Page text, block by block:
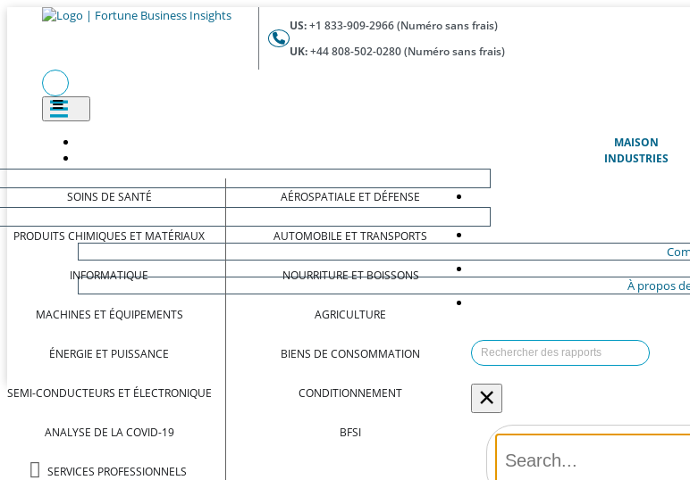
US:+1 833-909-2966 (Numéro sans frais)
UK:+44 808-502-0280 (Numéro sans frais)
MAISON
INDUSTRIES
SOINS DE SANTÉ
PRODUITS CHIMIQUES ET MATÉRIAUX
INFORMATIQUE
MACHINES ET ÉQUIPEMENTS
ÉNERGIE ET PUISSANCE
SEMI-CONDUCTEURS ET ÉLECTRONIQUE
ANALYSE DE LA COVID-19
SERVICES PROFESSIONNELS
AÉROSPATIALE ET DÉFENSE
AUTOMOBILE ET TRANSPORTS
NOURRITURE ET BOISSONS
AGRICULTURE
BIENS DE CONSOMMATION
CONDITIONNEMENT
BFSI
À propos
×